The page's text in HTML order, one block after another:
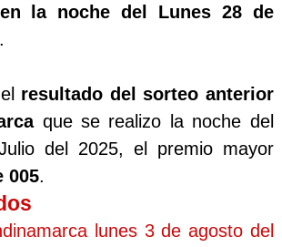
la noche del Lunes 28 de
.
resultado del sorteo anterior
que se realizo la noche del
del 2025, el premio mayor
005.
lunes 3 de agosto del